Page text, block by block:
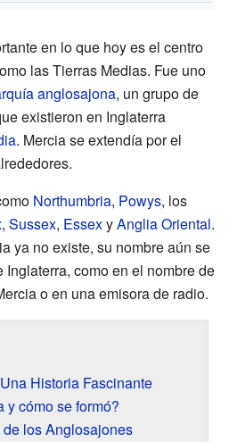
en lo que hoy es el centro
las Tierras Medias. Fue uno
anglosajona, un grupo de
existieron en Inglaterra
. Mercia se extendía por el
Northumbria, Powys, los
, Sussex, EssexyAnglia Oriental.
ya no existe, su nombre aún se
como en el nombre de
o en una emisora de radio.
Historia Fascinante
y cómo se formó?
los Anglosajones